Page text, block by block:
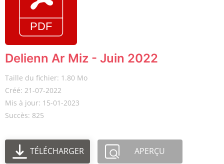
Delienn Ar Miz - Juin 2022
Taille du fichier: 1.80 Mo
Créé: 21-07-2022
Mis à jour: 15-01-2023
Succès: 825
TÉLÉCHARGER APERÇU